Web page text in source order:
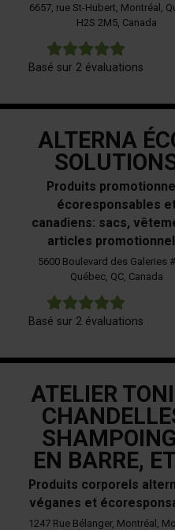
6657, rue St-Hubert, Montréal,
H2S 2M5, Canada
Basé sur 2 évaluations
ALTERNA
Produits
écoresponsables
canadiens: sacs,
articles
5600 Boulevard des Galeries
Québec, QC, Canada
Basé sur 2 évaluations
ATELIER
EN BARRE,
Produits corporels
véganes et
1247 Rue Bélanger, Montréal,